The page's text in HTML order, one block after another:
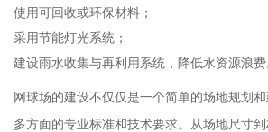
使用可回收或环保材料；
采用节能灯光系统；
建设雨水收集与再利用系统，降低水资源浪费
网球场的建设不仅仅是一个简单的场地规划
多方面的专业标准和技术要求。从场地尺寸